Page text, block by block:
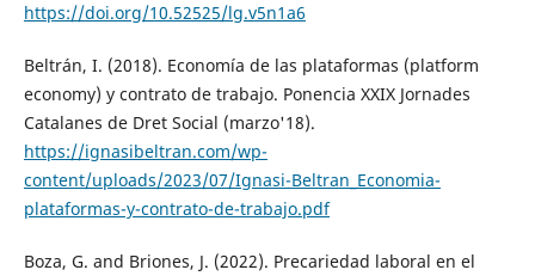
https://doi.org/10.52525/lg.v5n1a6
Beltrán, I. (2018). Economía de las plataformas (platform
economy) y contrato de trabajo. Ponencia XXIX Jornades
Catalanes de Dret Social (marzo'18).
https://ignasibeltran.com/wp-
content/uploads/2023/07/Ignasi-Beltran_Economia-
plataformas-y-contrato-de-trabajo.pdf
Boza, G. and Briones, J. (2022). Precariedad laboral en el